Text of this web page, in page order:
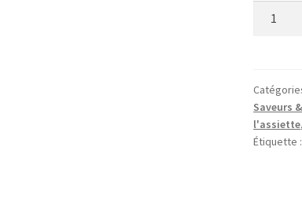
Plaisirs
dans
l'assiette
N°2
Saveurs
l'assiette,
Étiquette :